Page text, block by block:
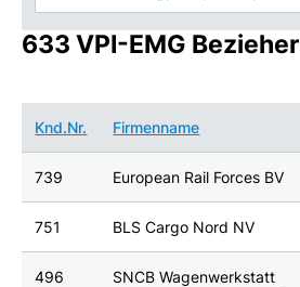
633 VPI-EMG Bezieher
Knd.Nr. Firmenname
739 European Rail Forces BV
751 BLS Cargo Nord NV
496
SNCB Wagenwerkstatt